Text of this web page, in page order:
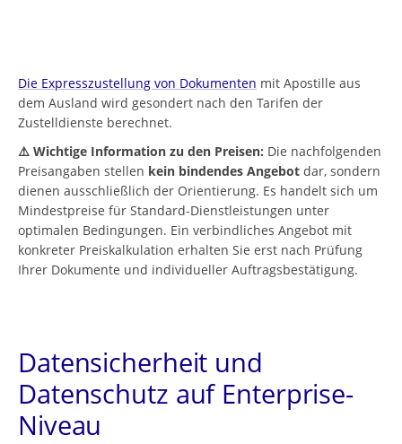
Die Expresszustellung von Dokumenten mit Apostille aus
dem Ausland wird gesondert nach den Tarifen der
Zustelldienste berechnet.
⚠️ Wichtige Information zu den Preisen: Die nachfolgenden
Preisangaben stellen kein bindendes Angebot dar, sondern
dienen ausschließlich der Orientierung. Es handelt sich um
Mindestpreise für Standard-Dienstleistungen unter
optimalen Bedingungen. Ein verbindliches Angebot mit
konkreter Preiskalkulation erhalten Sie erst nach Prüfung
Ihrer Dokumente und individueller Auftragsbestätigung.
Datensicherheit und
Datenschutz auf Enterprise-
Niveau